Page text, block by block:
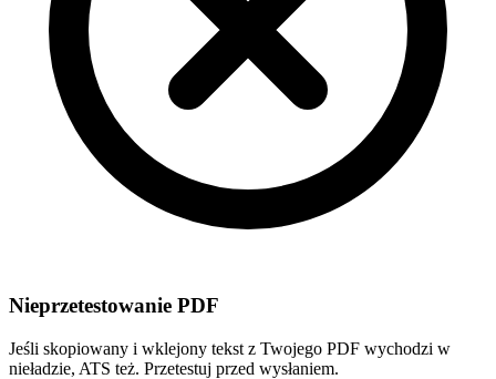
Nieprzetestowanie PDF
Jeśli skopiowany i wklejony tekst z Twojego PDF wychodzi w
nieładzie, ATS też. Przetestuj przed wysłaniem.